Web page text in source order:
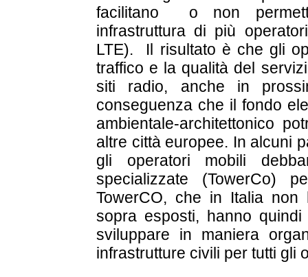
facilitano o non
infrastruttura di più
LTE). Il risultato è che gli
traffico e la qualità del
siti radio, anche in
conseguenza che il fondo
ambientale-architettonico
altre città europee. In alcuni
gli operatori mobili
specializzate (TowerCo)
TowerCO, che in Italia
sopra esposti, hanno
sviluppare in maniera
infrastrutture civili per tutti gli